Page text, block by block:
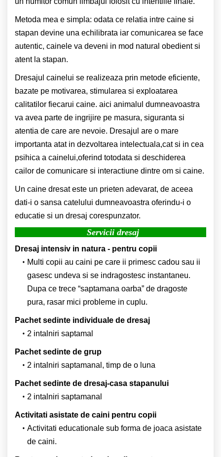
Metoda mea e simpla: odata ce relatia intre caine si
stapan devine una echilibrata iar comunicarea se face
autentic, cainele va deveni in mod natural obedient si
atent la stapan.
Dresajul cainelui se realizeaza prin metode eficiente,
bazate pe motivarea, stimularea si exploatarea
calitatilor fiecarui caine. aici animalul dumneavoastra
va avea parte de ingrijire pe masura, siguranta si
atentia de care are nevoie. Dresajul are o mare
importanta atat in dezvoltarea intelectuala,cat si in cea
psihica a cainelui,oferind totodata si deschiderea
cailor de comunicare si interactiune dintre om si caine.
Un caine dresat este un prieten adevarat, de aceea
dati-i o sansa catelului dumneavoastra oferindu-i o
educatie si un dresaj corespunzator.
Servicii dresaj
Dresaj intensiv in natura - pentru copii
Multi copii au caini pe care ii primesc cadou sau ii
gasesc undeva si se indragostesc instantaneu.
Dupa ce trece “saptamana oarba” de dragoste
pura, rasar mici probleme in cuplu.
Pachet sedinte individuale de dresaj
2 intalniri saptamal
Pachet sedinte de grup
2 intalniri saptamanal, timp de o luna
Pachet sedinte de dresaj-casa stapanului
2 intalniri saptamanal
Activitati asistate de caini pentru copii
Activitati educationale sub forma de joaca asistate
de caini.